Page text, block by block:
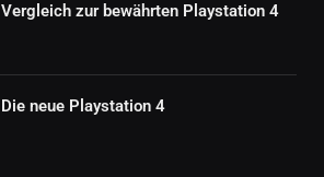
Vergleich zur bewährten Playstation 4
Die neue Playstation 4